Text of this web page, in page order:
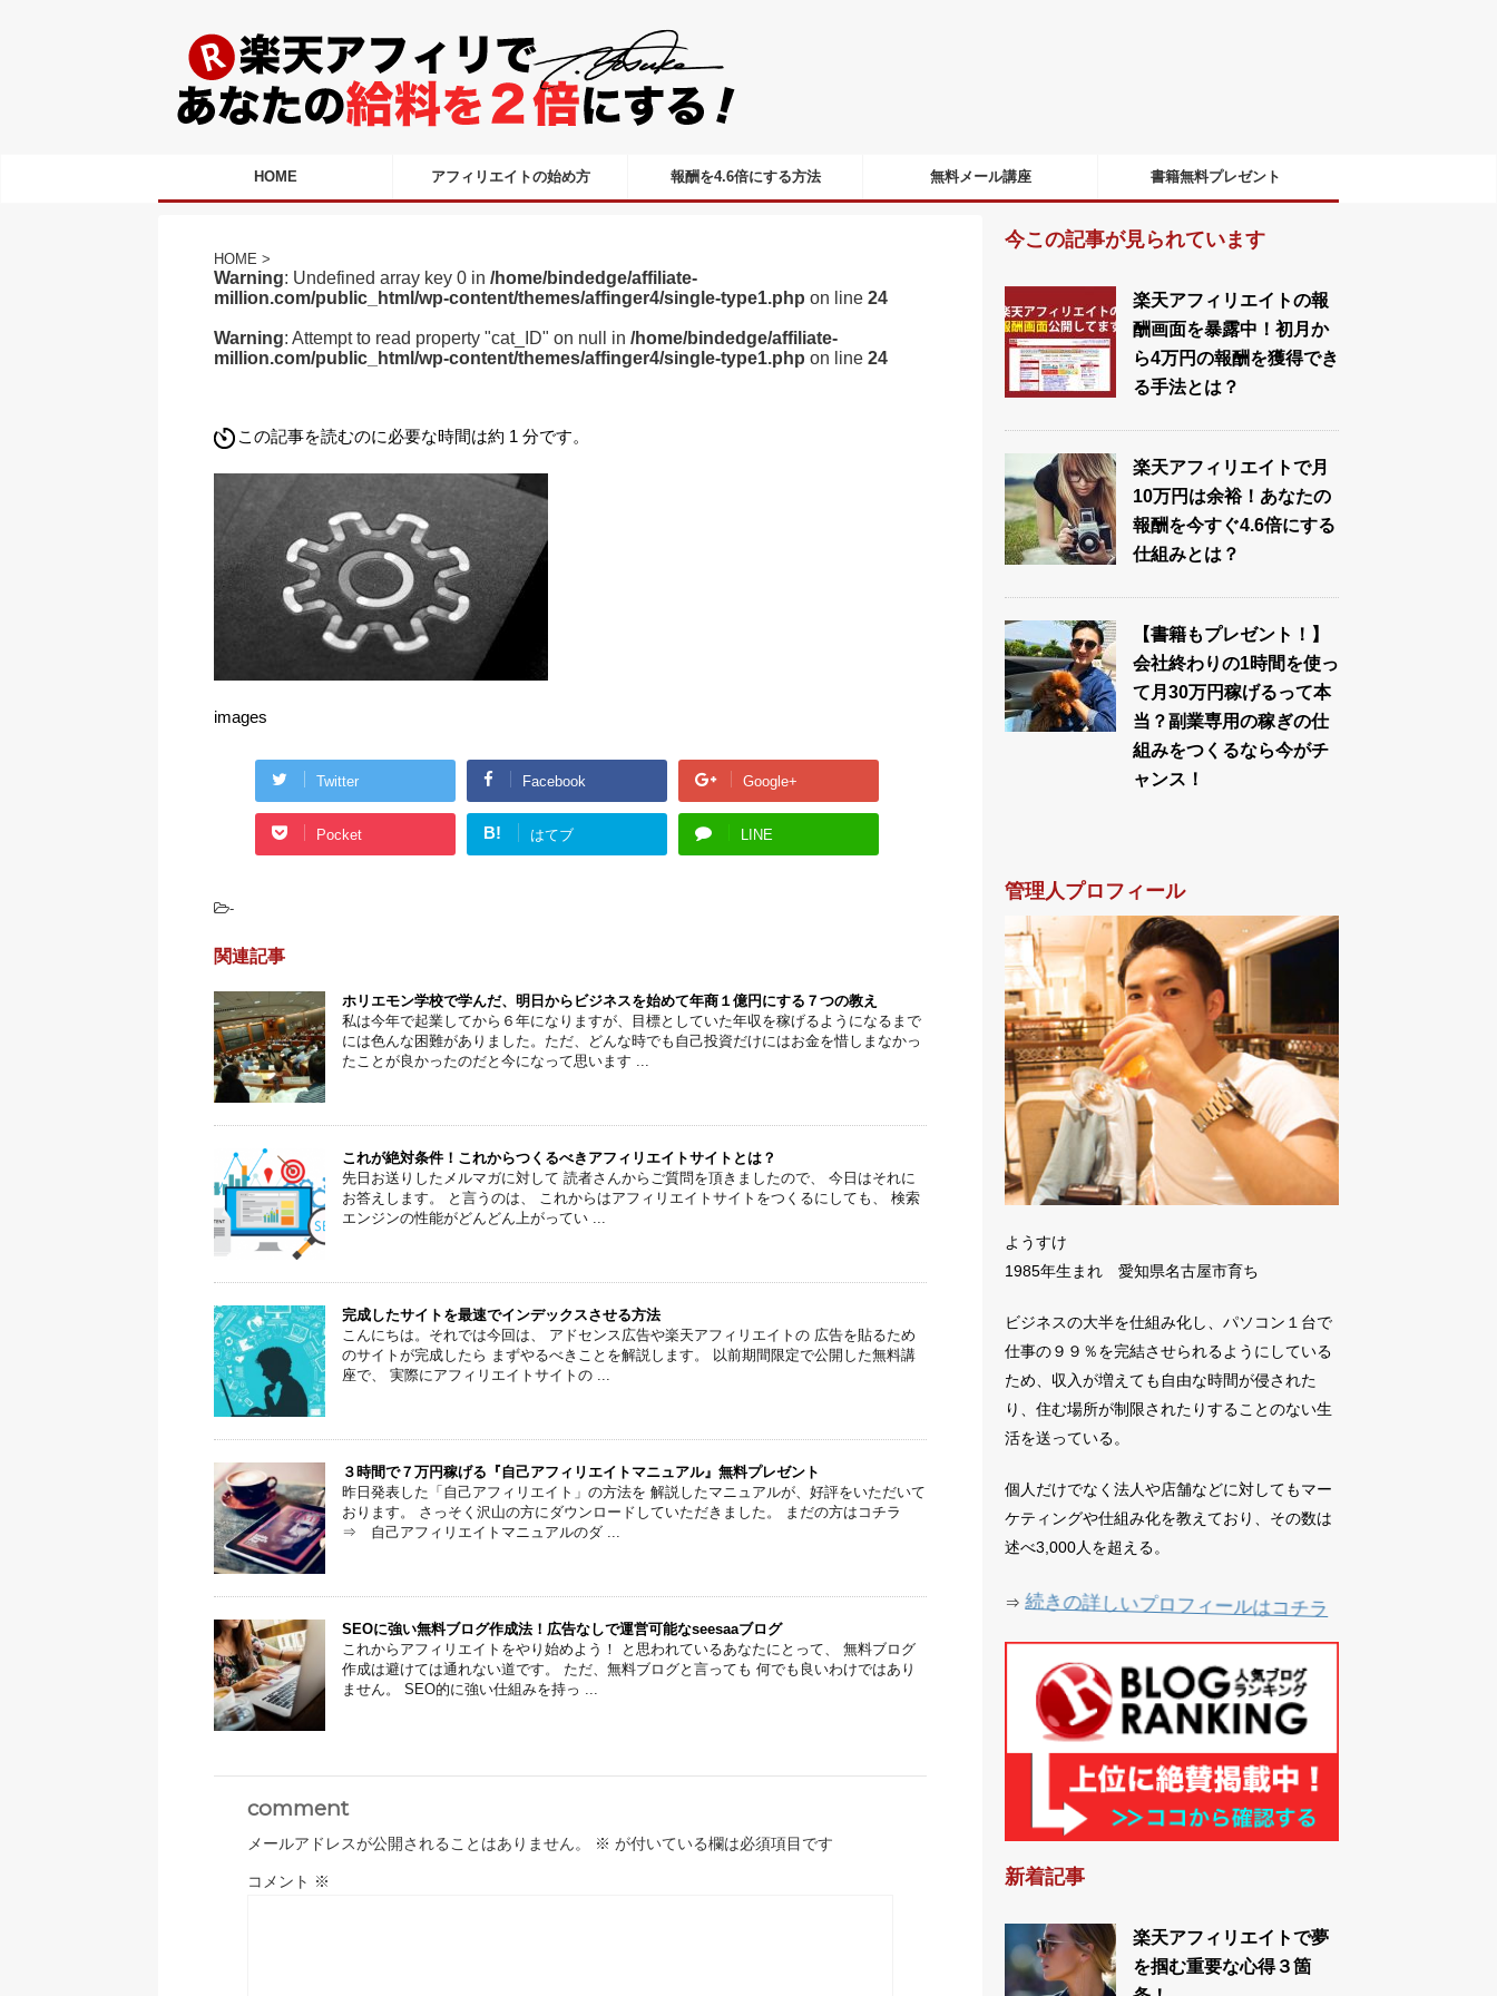
HOME アフィリエイトの始め方 報酬を4.6倍にする方法 無料メール講座 書籍無料プレゼント
HOME >
Warning: Undefined array key 0 in /home/bindedge/affiliate-
million.com/public_html/wp-content/themes/affinger4/single-type1.php on line 24
Warning: Attempt to read property "cat_ID" on null in /home/bindedge/affiliate-
million.com/public_html/wp-content/themes/affinger4/single-type1.php on line 24
この記事を読むのに必要な時間は約 1 分です。
images
Twitter Facebook Google+
Pocket B! はてブ LINE
-
関連記事
ホリエモン学校で学んだ、明日からビジネスを始めて年商１億円にする７つの教え
私は今年で起業してから６年になりますが、目標としていた年収を稼げるようになるまで
には色んな困難がありました。ただ、どんな時でも自己投資だけにはお金を惜しまなかっ
たことが良かったのだと今になって思います ...
これが絶対条件！これからつくるべきアフィリエイトサイトとは？
先日お送りしたメルマガに対して 読者さんからご質問を頂きましたので、 今日はそれに
お答えします。 と言うのは、 これからはアフィリエイトサイトをつくるにしても、 検索
エンジンの性能がどんどん上がってい ...
完成したサイトを最速でインデックスさせる方法
こんにちは。それでは今回は、 アドセンス広告や楽天アフィリエイトの 広告を貼るため
のサイトが完成したら まずやるべきことを解説します。 以前期間限定で公開した無料講
座で、 実際にアフィリエイトサイトの ...
３時間で７万円稼げる『自己アフィリエイトマニュアル』無料プレゼント
昨日発表した「自己アフィリエイト」の方法を 解説したマニュアルが、好評をいただいて
おります。 さっそく沢山の方にダウンロードしていただきました。 まだの方はコチラ
⇒ 自己アフィリエイトマニュアルのダ ...
SEOに強い無料ブログ作成法！広告なしで運営可能なseesaaブログ
これからアフィリエイトをやり始めよう！ と思われているあなたにとって、 無料ブログ
作成は避けては通れない道です。 ただ、無料ブログと言っても 何でも良いわけではあり
ません。 SEO的に強い仕組みを持っ ...
comment
メールアドレスが公開されることはありません。 ※ が付いている欄は必須項目です
コメント ※
今この記事が見られています
楽天アフィリエイトの報
酬画面を暴露中！初月か
ら4万円の報酬を獲得でき
る手法とは？
楽天アフィリエイトで月
10万円は余裕！あなたの
報酬を今すぐ4.6倍にする
仕組みとは？
【書籍もプレゼント！】
会社終わりの1時間を使っ
て月30万円稼げるって本
当？副業専用の稼ぎの仕
組みをつくるなら今がチ
ャンス！
管理人プロフィール
ようすけ
1985年生まれ 愛知県名古屋市育ち
ビジネスの大半を仕組み化し、パソコン１台で
仕事の９９％を完結させられるようにしている
ため、収入が増えても自由な時間が侵された
り、住む場所が制限されたりすることのない生
活を送っている。
個人だけでなく法人や店舗などに対してもマー
ケティングや仕組み化を教えており、その数は
述べ3,000人を超える。
⇒ 続きの詳しいプロフィールはコチラ
新着記事
楽天アフィリエイトで夢
を掴む重要な心得３箇